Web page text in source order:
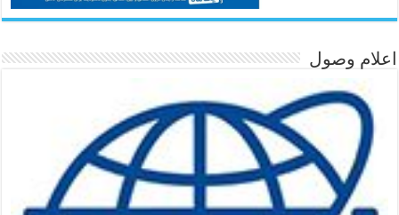
اعلام وصول